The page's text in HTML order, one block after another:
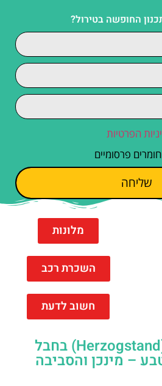
החופשה בטירול?
הפרטיות
פרסומיים
שליחה
מלונות
השכרת רכב
חשוב לדעת
הר הרצוגשטנד (Herzogstand) בחבל
– מינכן והסביבה